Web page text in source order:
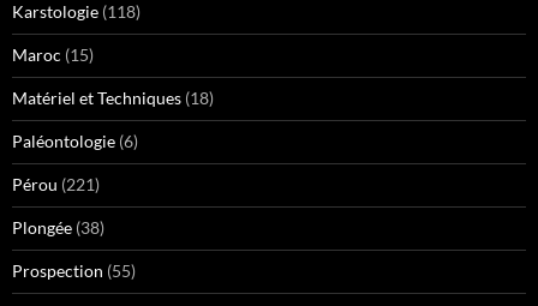
Karstologie (118)
Maroc (15)
Matériel et Techniques (18)
Paléontologie (6)
Pérou (221)
Plongée (38)
Prospection (55)